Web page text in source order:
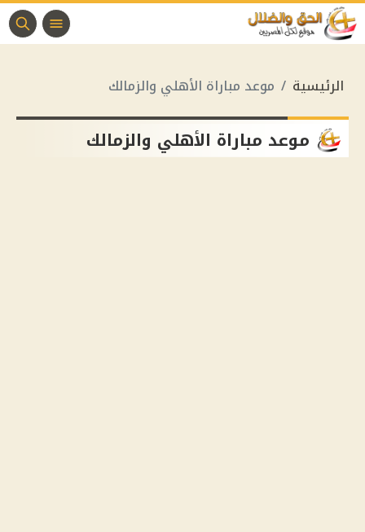
الرئيسية موعد مباراة الأهلي والزمالك
موعد مباراة الأهلي والزمالك